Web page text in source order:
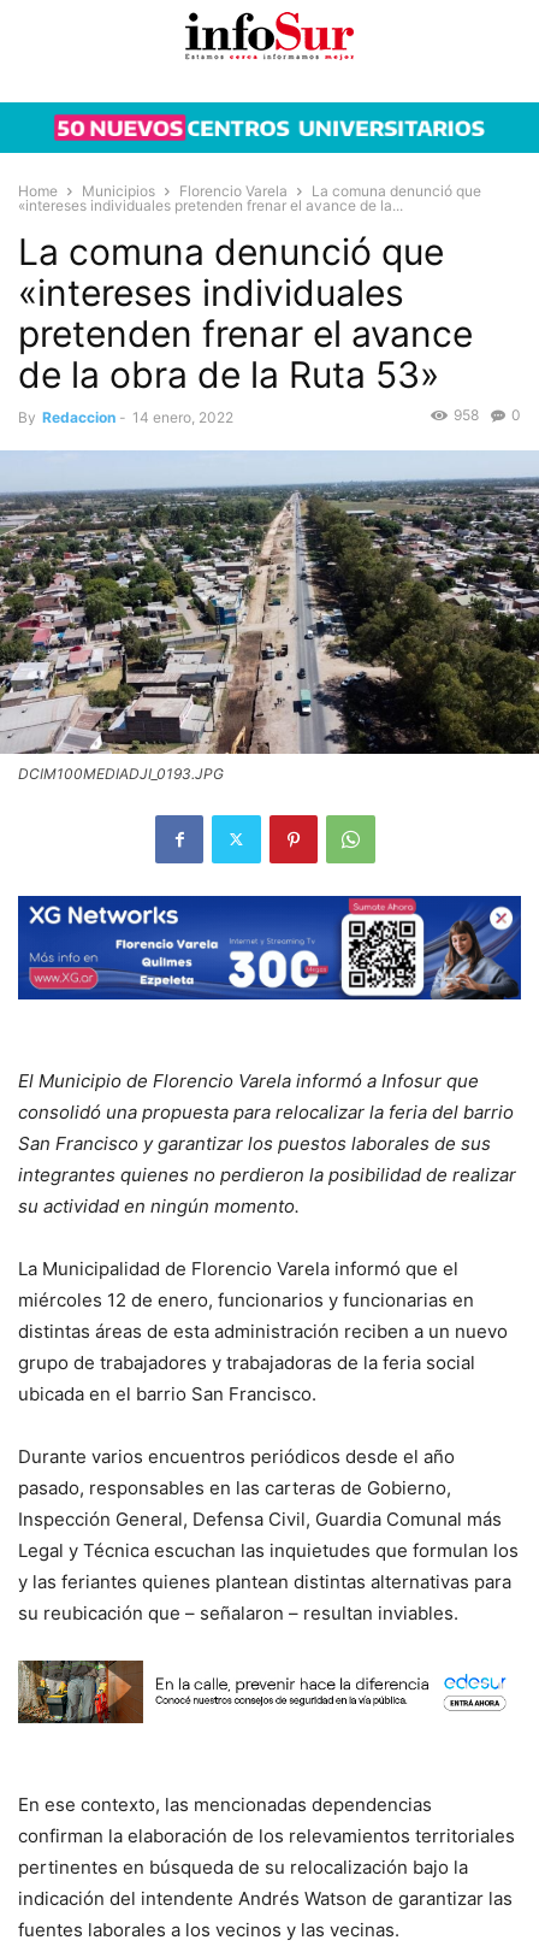
Home Municipios Florencio Varela
La comuna denunció que
«intereses individuales pretenden frenar el avance de la...
La comuna denunció que
«intereses individuales
pretenden frenar el avance
de la obra de la Ruta 53»
By Redaccion - 14 enero, 2022 0
958
DCIM100MEDIADJI_0193.JPG
El Municipio de Florencio Varela informó a Infosur que
consolidó una propuesta para relocalizar la feria del barrio
San Francisco y garantizar los puestos laborales de sus
integrantes quienes no perdieron la posibilidad de realizar
su actividad en ningún momento.
La Municipalidad de Florencio Varela informó que el
miércoles 12 de enero, funcionarios y funcionarias en
distintas áreas de esta administración reciben a un nuevo
grupo de trabajadores y trabajadoras de la feria social
ubicada en el barrio San Francisco.
Durante varios encuentros periódicos desde el año
pasado, responsables en las carteras de Gobierno,
Inspección General, Defensa Civil, Guardia Comunal más
Legal y Técnica escuchan las inquietudes que formulan los
y las feriantes quienes plantean distintas alternativas para
su reubicación que – señalaron – resultan inviables.
En ese contexto, las mencionadas dependencias
confirman la elaboración de los relevamientos territoriales
pertinentes en búsqueda de su relocalización bajo la
indicación del intendente Andrés Watson de garantizar las
fuentes laborales a los vecinos y las vecinas.